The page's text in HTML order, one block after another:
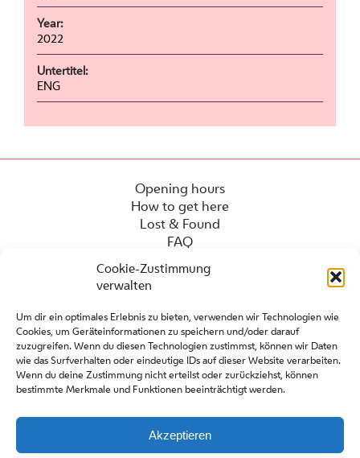
Cookie-Zustimmung
verwalten
Um dir ein optimales Erlebnis zu bieten, verwenden wir Technologien wie
Cookies, um Geräteinformationen zu speichern und/oder darauf
zuzugreifen. Wenn du diesen Technologien zustimmst, können wir Daten
wie das Surfverhalten oder eindeutige IDs auf dieser Website verarbeiten.
Wenn du deine Zustimmung nicht erteilst oder zurückziehst, können
bestimmte Merkmale und Funktionen beeinträchtigt werden.
Akzeptieren
Year:
2022
Untertitel:
ENG
Opening hours
How to get here
Lost & Found
FAQ
Press
Contact
Partners
Site regulations